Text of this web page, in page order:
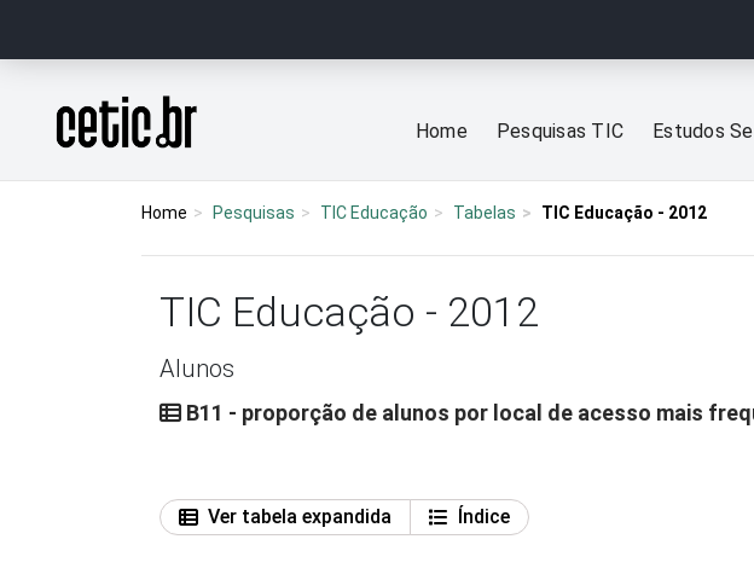
Página inicial
Home Pesquisas TIC Estudos
Home Pesquisas TIC Educação Tabelas TIC Educação - 2012
TIC Educação - 2012
Alunos
B11 - proporção de alunos por local de acesso mais
Ver tabela expandida
Índice